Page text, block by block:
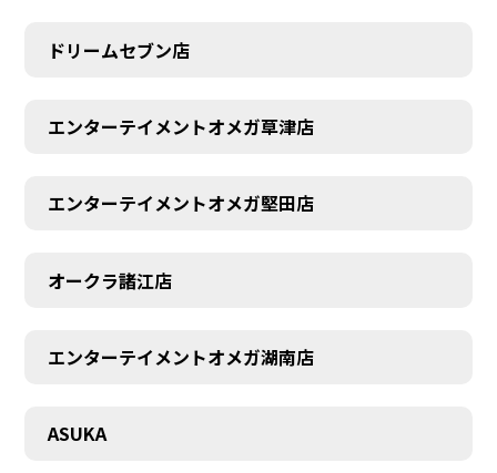
ドリームセブン店
エンターテイメントオメガ草津店
エンターテイメントオメガ堅田店
オークラ諸江店
エンターテイメントオメガ湖南店
ASUKA